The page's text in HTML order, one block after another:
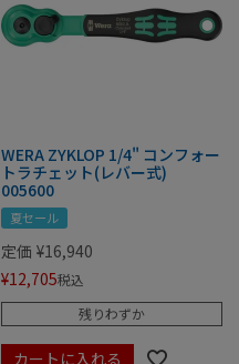
WERA ZYKLOP 1/4" コンフォー
トラチェット(レバー式)
005600
夏セール
定価 ¥16,940
¥12,705税込
残りわずか
カートに入れる